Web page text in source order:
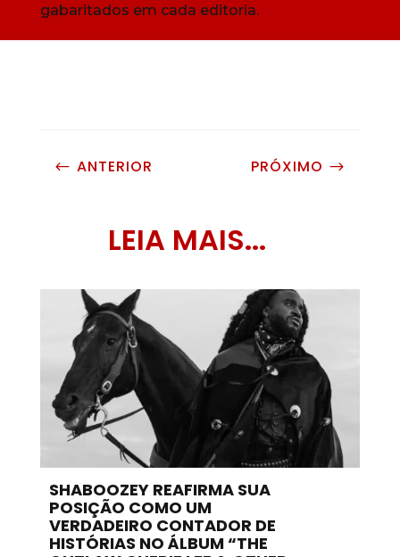
gabaritados em cada editoria.
# ANTERIOR PRÓXIMO $
LEIA MAIS...
SHABOOZEY REAFIRMA SUA
POSIÇÃO COMO UM
VERDADEIRO CONTADOR DE
HISTÓRIAS NO ÁLBUM “THE